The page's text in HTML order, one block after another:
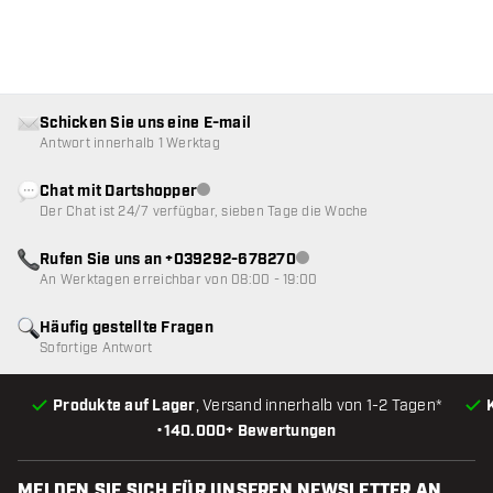
•140.000+ Bewertungen
Produkte auf Lager, Versand innerhalb von 1-2 Tagen*
Häufig gestellte Fragen
Sofortige Antwort
Schicken Sie uns eine E-mail
Antwort innerhalb 1 Werktag
Chat mit DartshopperKundenservice nicht verfügbar
Der Chat ist 24/7 verfügbar, sieben Tage die Woche
Rufen Sie uns an +039292-678270Kundenservice nicht
An Werktagen erreichbar von 08:00 - 19:00